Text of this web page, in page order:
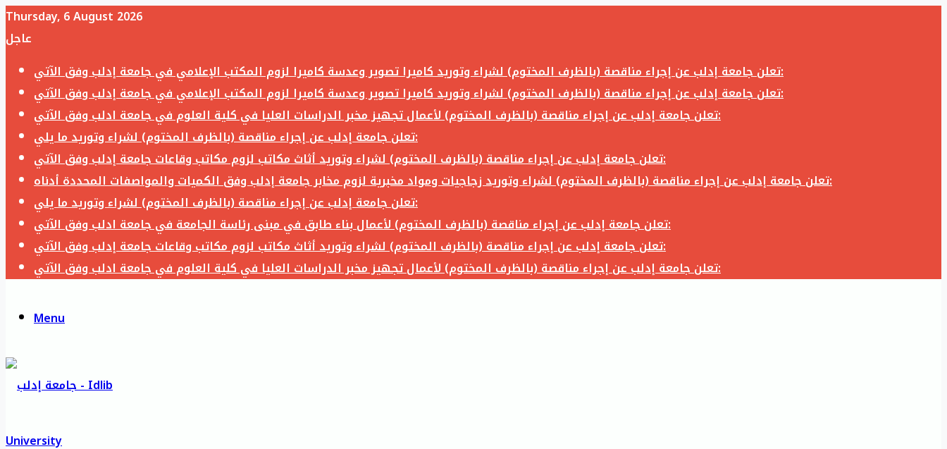
Thursday, 6 August 2026
عاجل
تعلن جامعة إدلب عن إجراء مناقصة (بالظرف المختوم) لشراء وتوريد كاميرا تصوير وعدسة كاميرا لزوم المكتب الإعلامي في جامعة إدلب وفق الآتي:
تعلن جامعة إدلب عن إجراء مناقصة (بالظرف المختوم) لشراء وتوريد كاميرا تصوير وعدسة كاميرا لزوم المكتب الإعلامي في جامعة إدلب وفق الآتي:
تعلن جامعة إدلب عن إجراء مناقصة (بالظرف المختوم) لأعمال تجهيز مخبر الدراسات العليا في كلية العلوم في جامعة ادلب وفق الآتي:
تعلن جامعة إدلب عن إجراء مناقصة (بالظرف المختوم) لشراء وتوريد ما يلي:
تعلن جامعة إدلب عن إجراء مناقصة (بالظرف المختوم) لشراء وتوريد أثاث مكاتب لزوم مكاتب وقاعات جامعة إدلب وفق الآتي:
تعلن جامعة إدلب عن إجراء مناقصة (بالظرف المختوم) لشراء وتوريد زجاجيات ومواد مخبرية لزوم مخابر جامعة إدلب وفق الكميات والمواصفات المحددة أدناه:
تعلن جامعة إدلب عن إجراء مناقصة (بالظرف المختوم) لشراء وتوريد ما يلي:
تعلن جامعة إدلب عن إجراء مناقصة (بالظرف المختوم) لأعمال بناء طابق في مبنى رئاسة الجامعة في جامعة ادلب وفق الآتي:
تعلن جامعة إدلب عن إجراء مناقصة (بالظرف المختوم) لشراء وتوريد أثاث مكاتب لزوم مكاتب وقاعات جامعة إدلب وفق الآتي:
تعلن جامعة إدلب عن إجراء مناقصة (بالظرف المختوم) لأعمال تجهيز مخبر الدراسات العليا في كلية العلوم في جامعة ادلب وفق الآتي:
Menu